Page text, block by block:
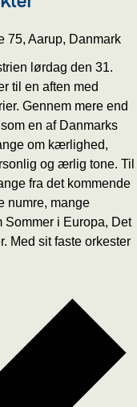
75, Aarup, Danmark
lørdag den 31.
til en aften med
Gennem mere end
en af Danmarks
om kærlighed,
og ærlig tone. Til
fra det kommende
numre, mange
Sommer i Europa, Det
Med sit faste orkester